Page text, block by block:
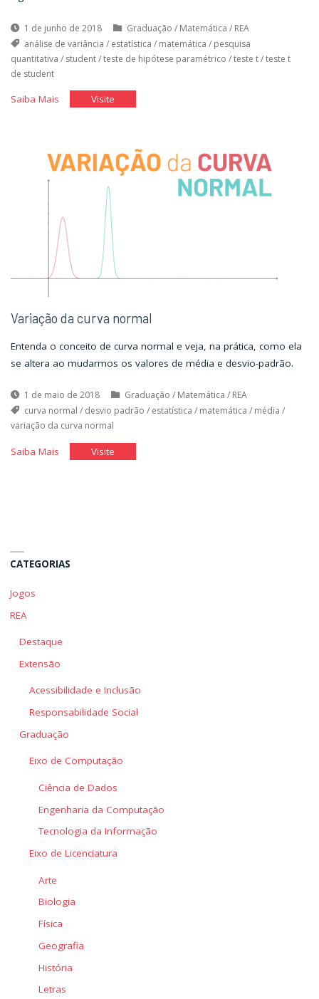
1 de junho de 2018 Graduação / Matemática / REA
análise de variância / estatística / matemática / pesquisa
quantitativa / student/teste de hipótese paramétrico /teste t/teste t
de student
Saiba Mais"Teste
Visite"Teste
Paramétrico"
Variação da curva normal
Entenda o conceito de curva normal e veja, na prática, como ela
se altera ao mudarmos os valores de média e desvio-padrão.
1 de maio de 2018 Graduação / Matemática / REA
curva normal / desvio padrão / estatística / matemática / média /
variação da curva normal
Saiba Mais"VariaçãoVisite"Variação
CATEGORIAS
Jogos
REA
Destaque
Extensão
Acessibilidade e Inclusão
Responsabilidade Social
Graduação
Eixo de Computação
Ciência de Dados
Engenharia da Computação
Tecnologia da Informação
Eixo de Licenciatura
Arte
Biologia
Física
Geografia
História
Letras